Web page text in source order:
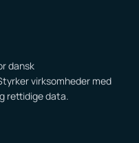
dansk
virksomheder med
rettidige data.